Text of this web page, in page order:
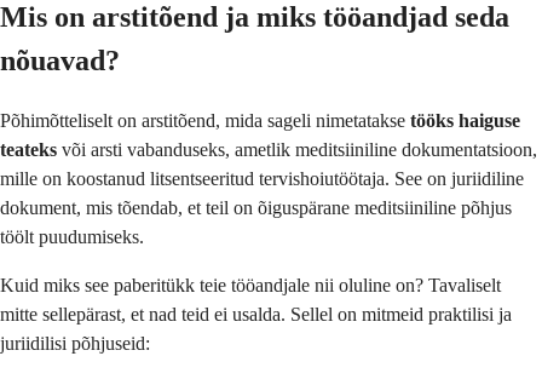
Mis on arstitõend ja miks tööandjad seda
nõuavad?
Põhimõtteliselt on arstitõend, mida sageli nimetatakse tööks haiguse
teateks või arsti vabanduseks, ametlik meditsiiniline dokumentatsioon,
mille on koostanud litsentseeritud tervishoiutöötaja. See on juriidiline
dokument, mis tõendab, et teil on õiguspärane meditsiiniline põhjus
töölt puudumiseks.
Kuid miks see paberitükk teie tööandjale nii oluline on? Tavaliselt
mitte sellepärast, et nad teid ei usalda. Sellel on mitmeid praktilisi ja
juriidilisi põhjuseid: